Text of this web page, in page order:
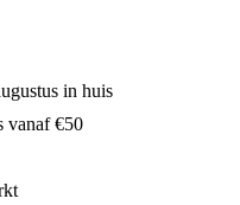
in huis
vanaf €50